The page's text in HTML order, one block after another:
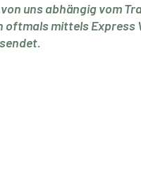
uns abhängig vom
oftmals mittels Express